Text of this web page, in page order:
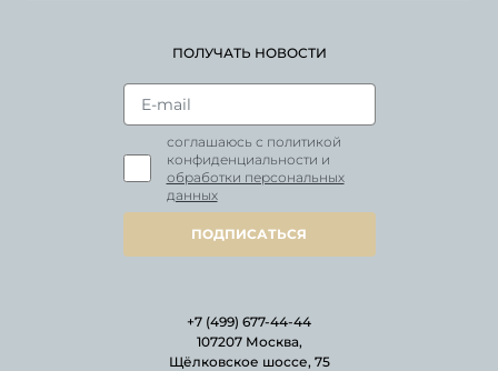
ПОЛУЧАТЬ НОВОСТИ
соглашаюсь с политикой
конфиденциальности и
обработки персональных
данных
ПОДПИСАТЬСЯ
+7 (499) 677-44-44
107207 Москва,
Щёлковское шоссе, 75